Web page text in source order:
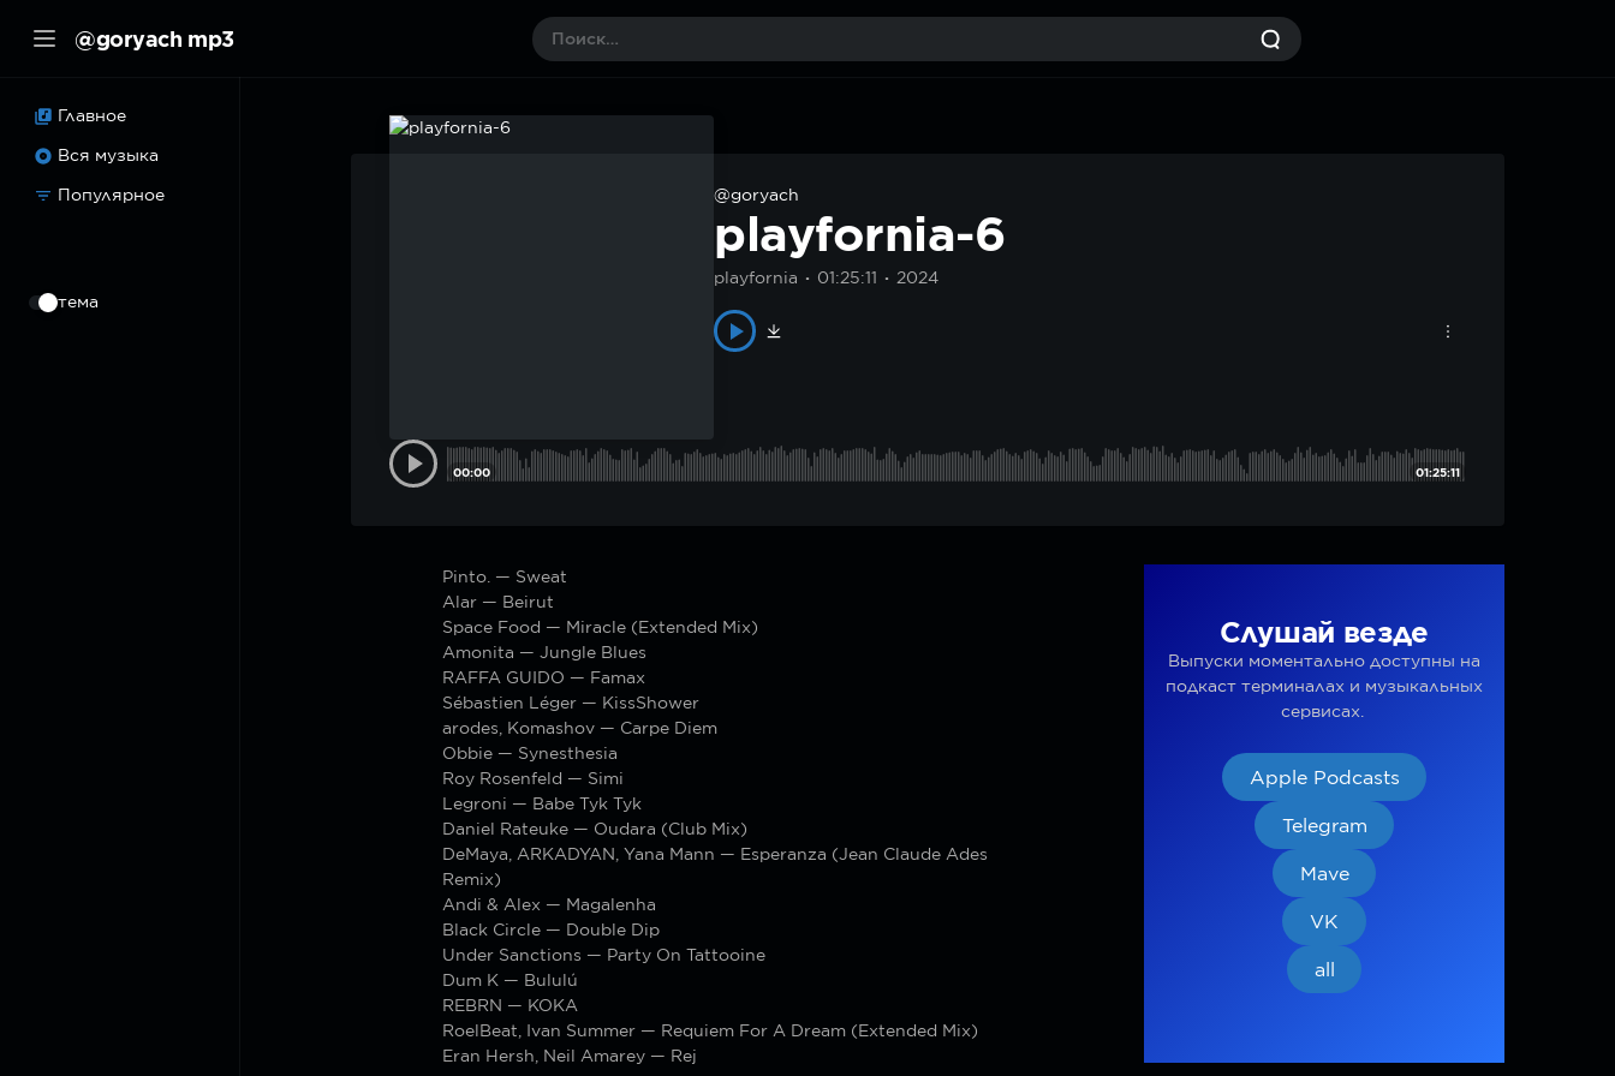
@goryach mp3
Главное
Вся музыка
Популярное
тема
@goryach
playfornia-6
playfornia 01:25:11 2024
00:00 01:25:11
Pinto. — Sweat
Alar — Beirut
Space Food — Miracle (Extended Mix)
Amonita — Jungle Blues
RAFFA GUIDO — Famax
Sébastien Léger — KissShower
arodes, Komashov — Carpe Diem
Obbie — Synesthesia
Roy Rosenfeld — Simi
Legroni — Babe Tyk Tyk
Daniel Rateuke — Oudara (Club Mix)
DeMaya, ARKADYAN, Yana Mann — Esperanza (Jean Claude Ades
Remix)
Andi & Alex — Magalenha
Black Circle — Double Dip
Under Sanctions — Party On Tattooine
Dum K — Bululú
REBRN — KOKA
RoelBeat, Ivan Summer — Requiem For A Dream (Extended Mix)
Eran Hersh, Neil Amarey — Rej
Слушай везде
Выпуски моментально доступны на
подкаст терминалах и музыкальных
сервисах.
Apple Podcasts
Telegram
Mave
VK
all